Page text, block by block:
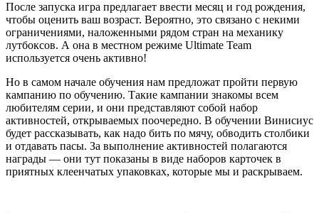
После запуска игра предлагает ввести месяц и год рождения,
чтобы оценить ваш возраст. Вероятно, это связано с некими
ограничениями, наложенными рядом стран на механику
лутбоксов. А она в местном режиме Ultimate Team
используется очень активно!
Но в самом начале обучения нам предложат пройти первую
кампанию по обучению. Такие кампании знакомы всем
любителям серии, и они представляют собой набор
активностей, открываемых поочередно. В обучении Винисиус
будет рассказывать, как надо бить по мячу, обводить столбики
и отдавать пасы. За выполнение активностей полагаются
награды — они тут показаны в виде наборов карточек в
приятных клеенчатых упаковках, которые мы и раскрываем.